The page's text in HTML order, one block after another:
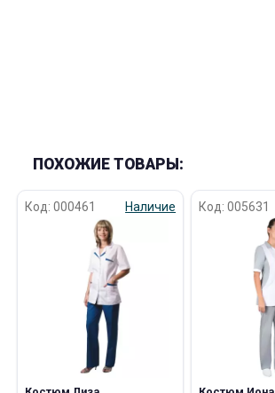
ПОХОЖИЕ ТОВАРЫ:
Код: 000461 Наличие Код: 005631